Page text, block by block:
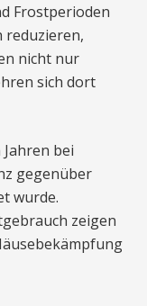
Frostperioden
reduzieren,
nicht nur
sich dort
bei
gegenüber
wurde.
zeigen